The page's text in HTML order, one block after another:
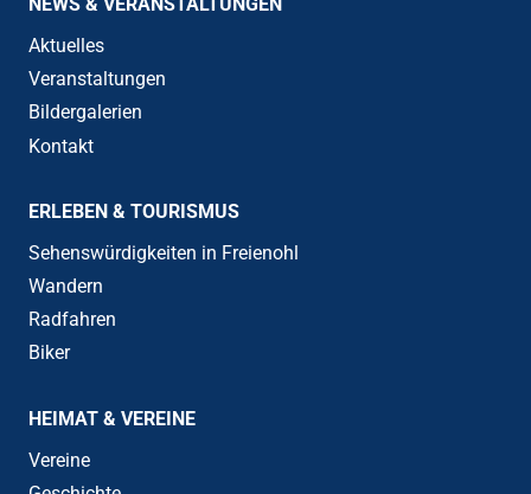
NEWS & VERANSTALTUNGEN
Aktuelles
Veranstaltungen
Bildergalerien
Kontakt
ERLEBEN & TOURISMUS
Sehenswürdigkeiten in Freienohl
Wandern
Radfahren
Biker
HEIMAT & VEREINE
Vereine